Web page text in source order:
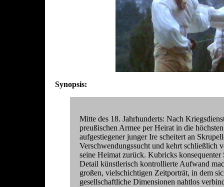
Synopsis:
Mitte des 18. Jahrhunderts: Nach
preußischen Armee per Heirat in die
aufgestiegener junger Ire scheitert an
Verschwendungssucht und kehrt schließlich
seine Heimat zurück. Kubricks
Detail künstlerisch kontrollierte Aufwand
großen, vielschichtigen Zeitporträt, in dem
gesellschaftliche Dimensionen nahtlos